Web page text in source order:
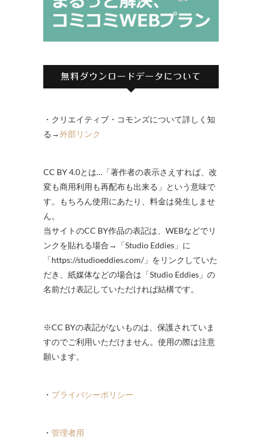
無料ダウンロードデータについて
・クリエイティブ・コモンズについて詳しく知
る→外部リンク
CC BY 4.0とは…「著作者の表示さえすれば、改
変も商用利用も再配布も出来る」という意味で
す。もちろん使用にあたり、料金は発生しませ
ん。
当サイトのCC BY作品の表記は、WEBなどでリ
ンクを貼れる場合→「Studio Eddies」に
「https://studioeddies.com/」をリンクしていた
だき、紙媒体などの場合は「Studio Eddies」の
名前だけ表記していただければ結構です。
※CC BYの表記がないものは、保護されていま
すのでご利用いただけません。使用の際は注意
願います。
・ プライバシーポリシー
・ 管理者用